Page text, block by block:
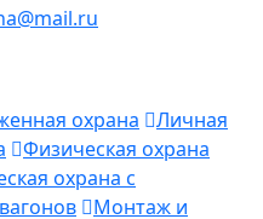
охрана
Личная
Физическая охрана
охрана с
Монтаж и